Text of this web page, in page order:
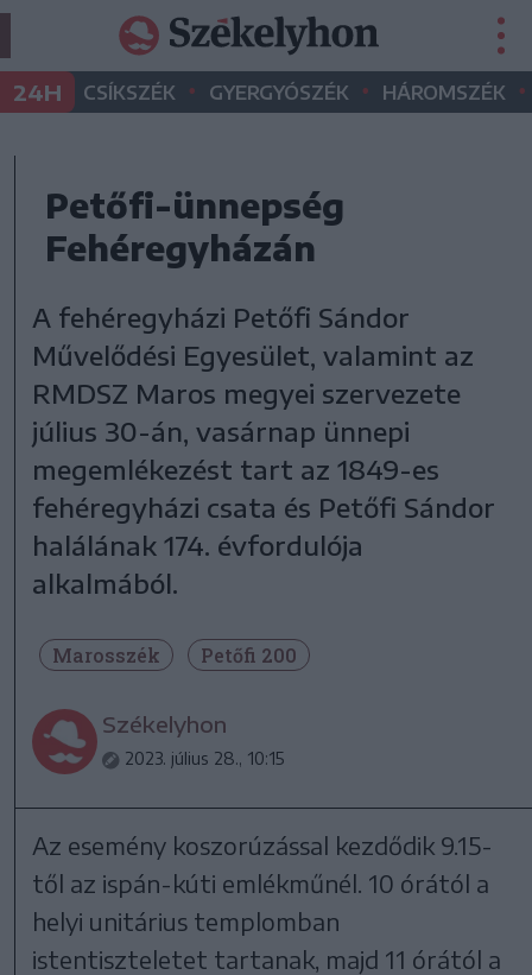
24H CSÍKSZÉK • GYERGYÓSZÉK • HÁROMSZÉK •
Petőfi-ünnepség
Fehéregyházán
A fehéregyházi Petőfi Sándor
Művelődési Egyesület, valamint az
RMDSZ Maros megyei szervezete
július 30-án, vasárnap ünnepi
megemlékezést tart az 1849-es
fehéregyházi csata és Petőfi Sándor
halálának 174. évfordulója
alkalmából.
Marosszék Petőfi 200
Székelyhon
2023. július 28., 10:15
Az esemény koszorúzással kezdődik 9.15-
től az ispán-kúti emlékműnél. 10 órától a
helyi unitárius templomban
istentiszteletet tartanak, majd 11 órától a